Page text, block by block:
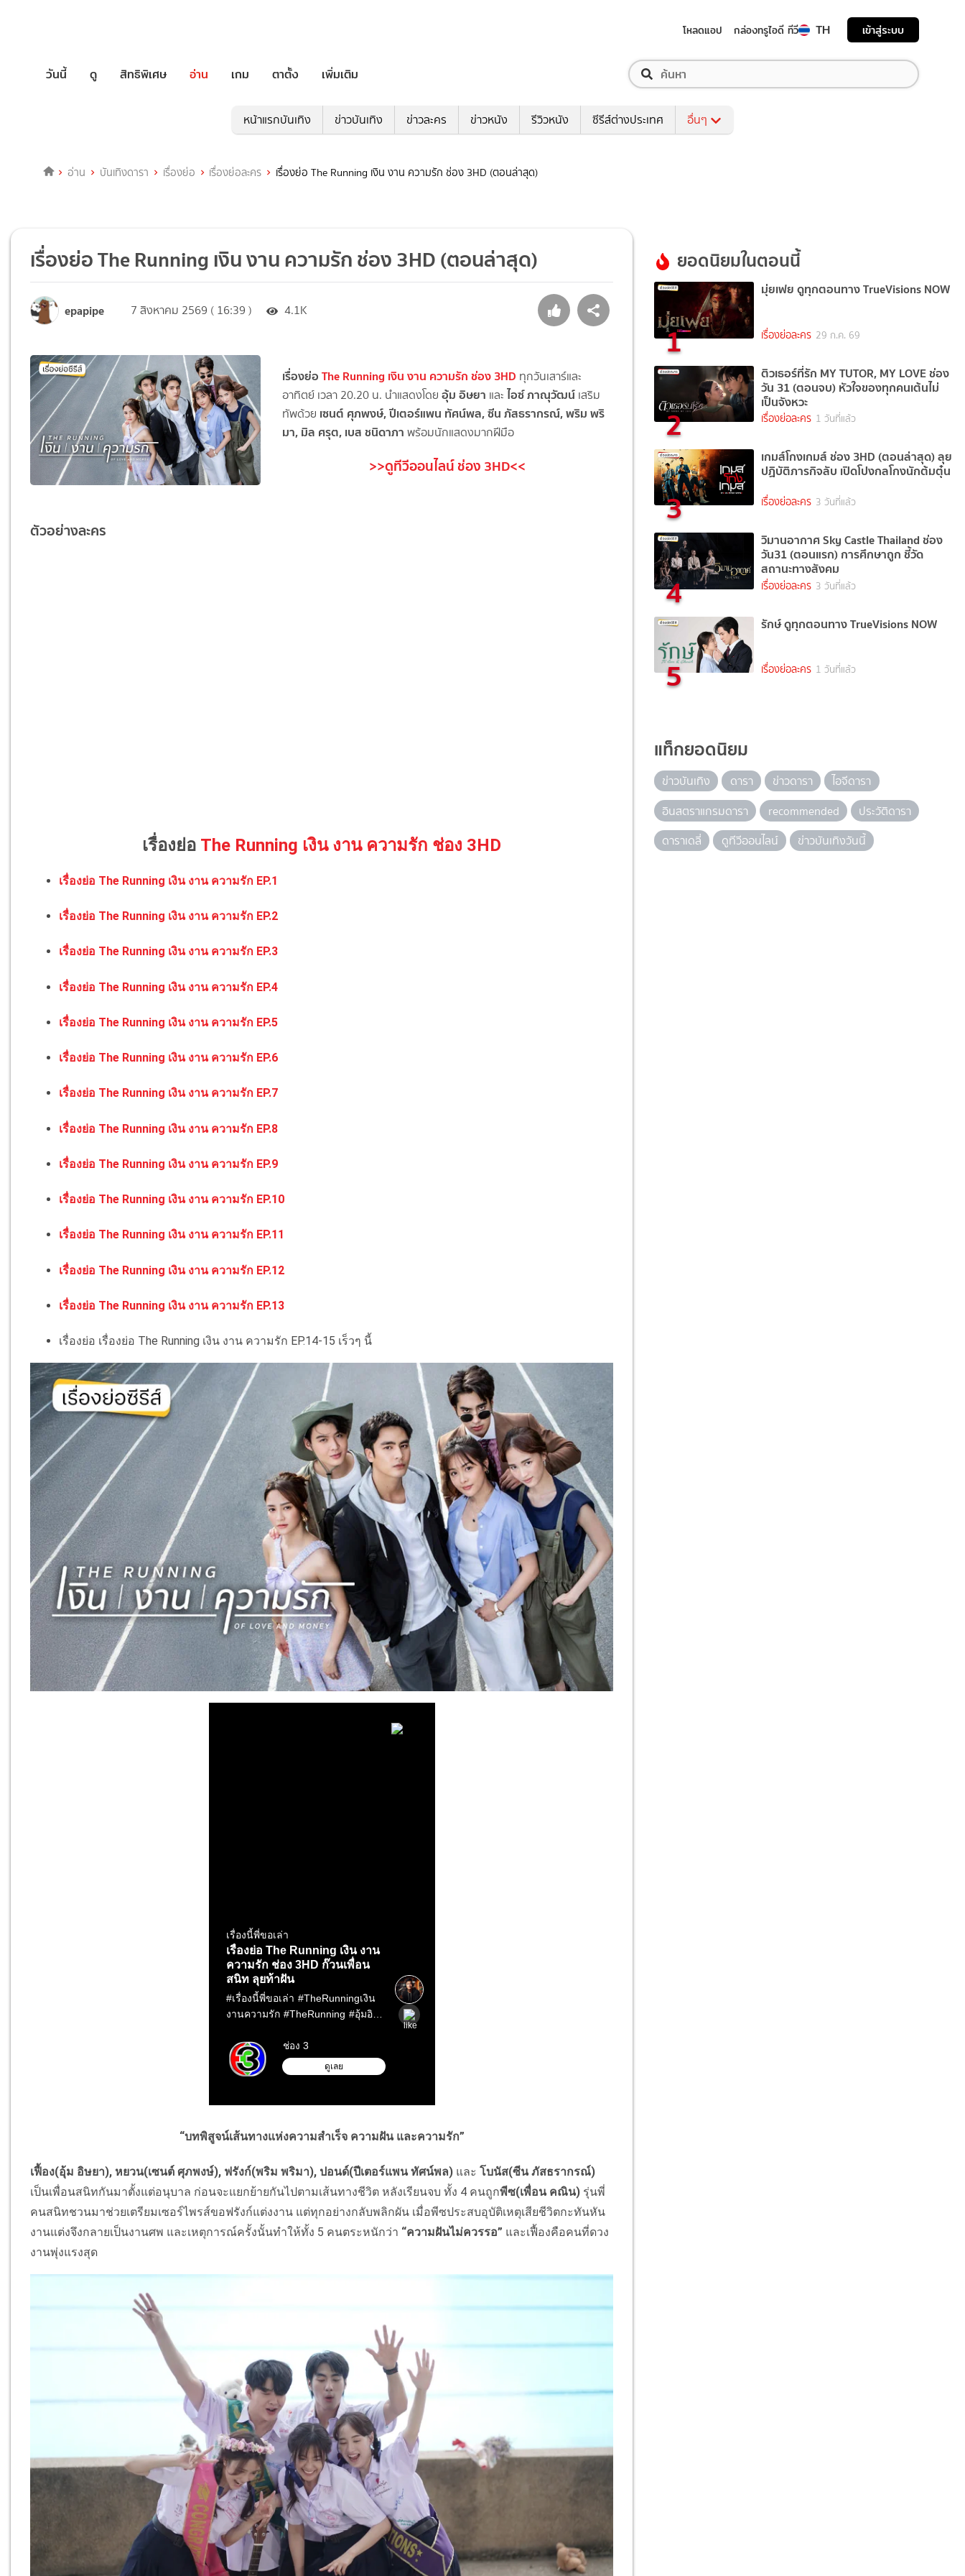
โหลดแอป กล่องทรูไอดี ทีวี TH เข้าสู่ระบบ
วันนี้ ดู สิทธิพิเศษ อ่าน เกม ตาตั้ง เพิ่มเติม
หน้าแรกบันเทิง ข่าวบันเทิง ข่าวละคร ข่าวหนัง รีวิวหนัง ซีรีส์ต่างประเทศ อื่นๆ
อ่าน บันเทิงดารา เรื่องย่อ เรื่องย่อละคร เรื่องย่อ The Running เงิน งาน ความรัก ช่อง 3HD (ตอนล่าสุด)
เรื่องย่อ The Running เงิน งาน ความรัก ช่อง 3HD (ตอนล่าสุด)
epapipe 7 สิงหาคม 2569 ( 16:39 ) 4.1K
เรื่องย่อThe Running เงิน งาน ความรัก ช่อง 3HD ทุกวันเสาร์และ
อาทิตย์ เวลา 20.20 น. นำแสดงโดย อุ้ม อิษยา และ ไอซ์ ภาณุวัฒน์เสริม
ทัพด้วย เซนต์ ศุภพงษ์, ปีเตอร์แพน ทัศน์พล, ซีน ภัสธรากรณ์, พริม พริ
มา, มิล ศรุต, เบส ชนิดาภา พร้อมนักแสดงมากฝีมือ
>>ดูทีวีออนไลน์ ช่อง 3HD<<
ตัวอย่างละคร
เรื่องย่อ The Running เงิน งาน ความรัก ช่อง 3HD
เรื่องย่อ The Running เงิน งาน ความรัก EP.1
เรื่องย่อ The Running เงิน งาน ความรัก EP.2
เรื่องย่อ The Running เงิน งาน ความรัก EP.3
เรื่องย่อ The Running เงิน งาน ความรัก EP.4
เรื่องย่อ The Running เงิน งาน ความรัก EP.5
เรื่องย่อ The Running เงิน งาน ความรัก EP.6
เรื่องย่อ The Running เงิน งาน ความรัก EP.7
เรื่องย่อ The Running เงิน งาน ความรัก EP.8
เรื่องย่อ The Running เงิน งาน ความรัก EP.9
เรื่องย่อ The Running เงิน งาน ความรัก EP.10
เรื่องย่อ The Running เงิน งาน ความรัก EP.11
เรื่องย่อ The Running เงิน งาน ความรัก EP.12
เรื่องย่อ The Running เงิน งาน ความรัก EP.13
เรื่องย่อ เรื่องย่อ The Running เงิน งาน ความรัก EP.14-15 เร็วๆ นี้
“บทพิสูจน์เส้นทางแห่งความสำเร็จ ความฝัน และความรัก”
เฟื้อง(อุ้ม อิษยา), หยวน(เซนต์ ศุภพงษ์), ฟรังก์(พริม พริมา), ปอนด์(ปีเตอร์แพน ทัศน์พล) และโบนัส(ซีน ภัสธรากรณ์)
เป็นเพื่อนสนิทกันมาตั้งแต่อนุบาล ก่อนจะแยกย้ายกันไปตามเส้นทางชีวิต หลังเรียนจบ ทั้ง 4 คนถูกพีซ(เพื่อน คณิน) รุ่นพี่
คนสนิทชวนมาช่วยเตรียมเซอร์ไพรส์ขอฟรังก์แต่งงาน แต่ทุกอย่างกลับพลิกผัน เมื่อพีซประสบอุบัติเหตุเสียชีวิตกะทันหัน
งานแต่งจึงกลายเป็นงานศพ และเหตุการณ์ครั้งนั้นทำให้ทั้ง 5 คนตระหนักว่า “ความฝันไม่ควรรอ” และเฟื้องคือคนที่ดวง
งานพุ่งแรงสุด
ยอดนิยมในตอนนี้
1
มุ่ยเฟย ดูทุกตอนทาง TrueVisions NOW
เรื่องย่อละคร 29 ก.ค. 69
2
ติวเธอร์ที่รัก MY TUTOR, MY LOVE ช่อง
วัน 31 (ตอนจบ) หัวใจของทุกคนเต้นไม่
เป็นจังหวะ
เรื่องย่อละคร 1 วันที่แล้ว
3
เกมส์โกงเกมส์ ช่อง 3HD (ตอนล่าสุด) ลุย
ปฏิบัติภารกิจลับ เปิดโปงกลโกงนักต้มตุ๋น
เรื่องย่อละคร 3 วันที่แล้ว
4
วิมานอากาศ Sky Castle Thailand ช่อง
วัน31 (ตอนแรก) การศึกษาถูก ชี้วัด
สถานะทางสังคม
เรื่องย่อละคร 3 วันที่แล้ว
5
รักษ์ ดูทุกตอนทาง TrueVisions NOW
เรื่องย่อละคร 1 วันที่แล้ว
แท็กยอดนิยม
ข่าวบันเทิง ดารา ข่าวดารา
ไอจีดารา
อินสตราแกรมดารา
recommended
ประวัติดารา
ดาราเดลี่
ดูทีวีออนไลน์ ข่าวบันเทิงวันนี้